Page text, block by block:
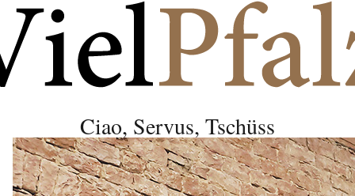
Ciao, Servus, Tschüss